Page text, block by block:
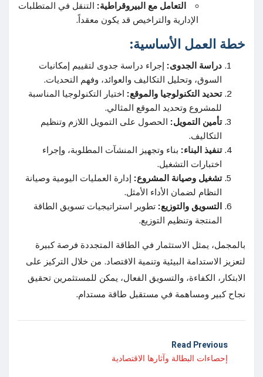
التعامل مع البيروقراطية: التنقل في المتطلبات
الإدارية والتراخيص قد يكون معقداً.
خطة العمل الأساسية:
دراسة الجدوى: إجراء دراسة جدوى لتقييم إمكانيات
السوق، وتحليل التكاليف والعوائد، وفهم التحديات.
تحديد التكنولوجيا والموقع: اختيار التكنولوجيا المناسبة
للمشروع وتحديد الموقع المثالي.
تأمين التمويل: الحصول على التمويل اللازم وتنظيم
التكاليف.
تنفيذ البناء: بناء وتجهيز المنشآت المطلوبة، وإجراء
اختبارات التشغيل.
تشغيل وصيانة المشروع: إدارة العمليات اليومية وصيانة
النظام لضمان الأداء الأمثل.
التسويق والتوزيع: تطوير استراتيجيات تسويق الطاقة
المنتجة وتنظيم التوزيع.
بالمجمل، يمثل الاستثمار في الطاقة المتجددة فرصة كبيرة
لتعزيز الاستدامة البيئية وتنمية الاقتصاد. من خلال التركيز على
الابتكار، الكفاءة، والتسويق الفعال، يمكن للمستثمرين تحقيق
نجاح كبير ومساهمة في مستقبل طاقة مستدام.
Read Previous
إحصاءات البطالة وآثارها الاقتصادية